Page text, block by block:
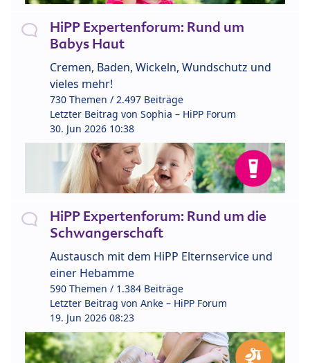
HiPP Expertenforum: Rund um
Babys Haut
Cremen, Baden, Wickeln, Wundschutz und
vieles mehr!
730 Themen / 2.497 Beiträge
Letzter Beitrag von Sophia – HiPP Forum
30. Jun 2026 10:38
HiPP Expertenforum: Rund um die
Schwangerschaft
Austausch mit dem HiPP Elternservice und
einer Hebamme
590 Themen / 1.384 Beiträge
Letzter Beitrag von Anke – HiPP Forum
19. Jun 2026 08:23